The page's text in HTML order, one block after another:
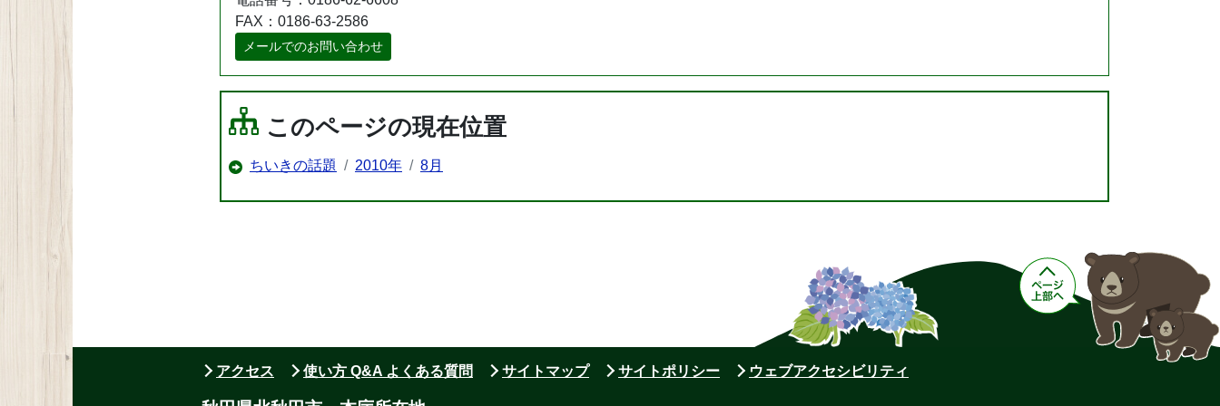
FAX：0186-63-2586
メールでのお問い合わせ
このページの現在位置
ちいきの話題 2010年 8月
アクセス 使い方 Q&A よくある質問 サイトマップ サイトポリシー ウェブアクセシビリティ